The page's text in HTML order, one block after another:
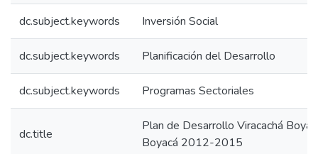
dc.subject.keywords Inversión Social
dc.subject.keywords Planificación del Desarrollo
dc.subject.keywords Programas Sectoriales
dc.title
Plan de Desarrollo Viracachá
Boyacá 2012-2015